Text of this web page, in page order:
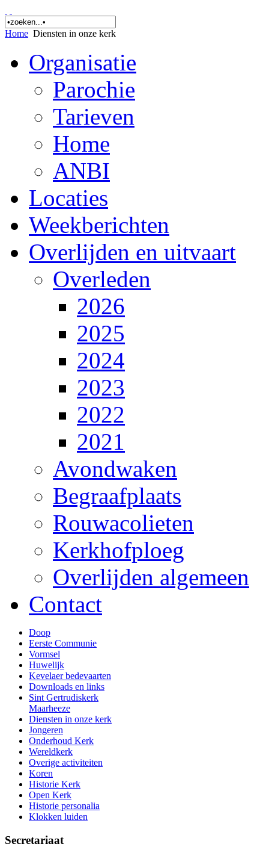
Home Diensten in onze kerk
Organisatie
Parochie
Tarieven
Home
ANBI
Locaties
Weekberichten
Overlijden en uitvaart
Overleden
2026
2025
2024
2023
2022
2021
Avondwaken
Begraafplaats
Rouwacolieten
Kerkhofploeg
Overlijden algemeen
Contact
Doop
Eerste Communie
Vormsel
Huwelijk
Kevelaer bedevaarten
Downloads en links
Sint Gertrudiskerk
Maarheeze
Diensten in onze kerk
Jongeren
Onderhoud Kerk
Wereldkerk
Overige activiteiten
Koren
Historie Kerk
Open Kerk
Historie personalia
Klokken luiden
Secretariaat